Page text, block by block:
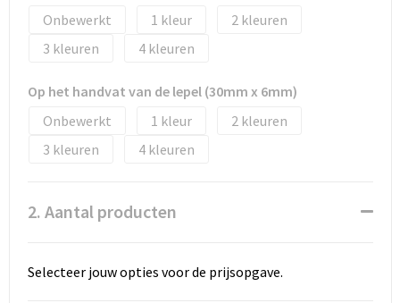
Verzorging en Wellness
Peuters en Baby's
Onbewerkt
1
2
3
4
Op het handvat van de lepel (30mm x 6mm)
Onbewerkt
1
2
3
4
2. Aantal producten
Selecteer jouw opties voor de prijsopgave.